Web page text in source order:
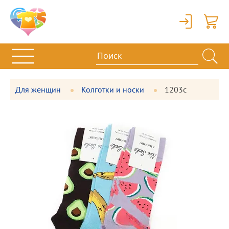
Вход
Для женщин Колготки и носки 1203с